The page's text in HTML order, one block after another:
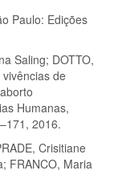
Paulo: Edições
Saling; DOTTO,
de
Humanas,
2016.
Crisitiane
FRANCO, Maria